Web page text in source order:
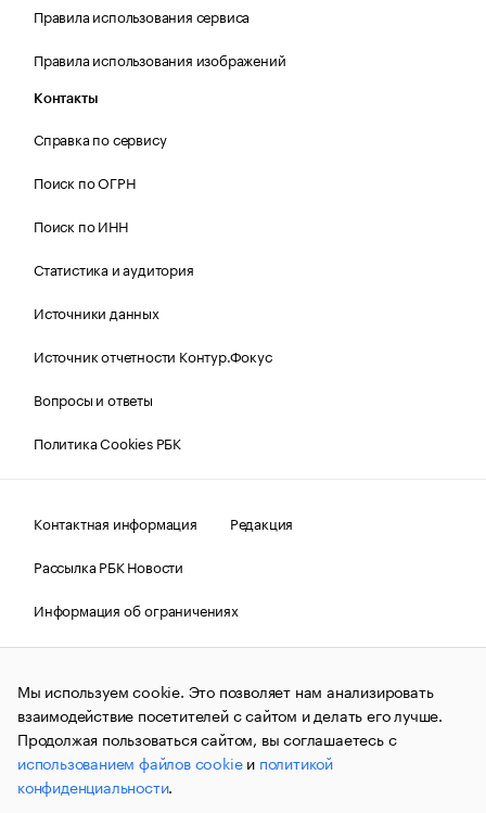
Правила использования сервиса
Правила использования изображений
Контакты
Справка по сервису
Поиск по ОГРН
Поиск по ИНН
Статистика и аудитория
Источники данных
Источник отчетности Контур.Фокус
Вопросы и ответы
Политика Cookies РБК
Контактная информация
Редакция
Рассылка РБК Новости
Информация об ограничениях
Правовая информация
О соблюдении авторских прав
© АО «РОСБИЗНЕСКОНСАЛТИНГ»,1995–2026.Сообщения
и материалы информационного агентства «РБК»
(зарегистрировано Федеральной службой по надзору в сфере
связи, информационных технологий и массовых
коммуникаций (Роскомнадзор) 09.12.2015 за номером ИА
№ФС77-63848) сопровождаются пометкой «РБК». Отдельные
публикации могут содержать информацию,
Мы используем cookie. Это позволяет нам анализировать
взаимодействие посетителей с сайтом и делать его лучше.
Продолжая пользоваться сайтом, вы соглашаетесь с
использованием файлов cookieи политикой
конфиденциальности.